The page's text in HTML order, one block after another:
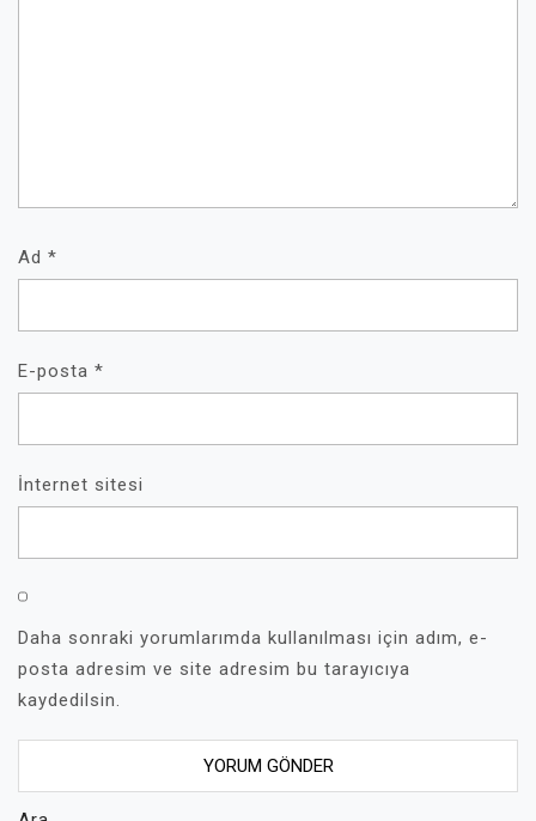
Ad *
E-posta *
İnternet sitesi
Daha sonraki yorumlarımda kullanılması için adım, e-
posta adresim ve site adresim bu tarayıcıya
kaydedilsin.